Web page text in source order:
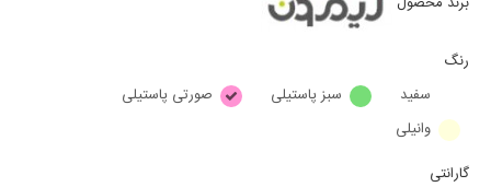
رنگ
سفید
سبز پاستیلی
صورتی پاستیلی
وانیلی
گارانتی